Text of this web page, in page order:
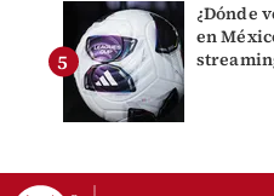
¿Dónde
en